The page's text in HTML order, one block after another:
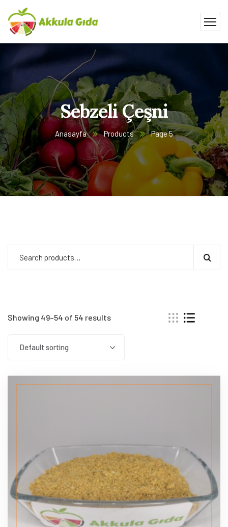
Sebzeli Çeşni
Anasayfa Products Page 5
Showing 49–54 of 54 results
Default sorting